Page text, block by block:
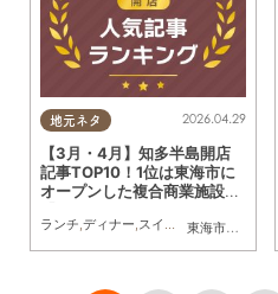
地元ネタ
東海市
, 大府市
2026.04.29
【3月・4月】知多半島開店
記事TOP10！1位は東海市に
オープンした複合商業施設
ランチ,ディナー,スイーツ ,テイクアウト